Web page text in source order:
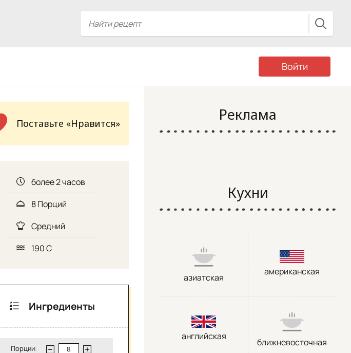
Войти
Поставьте «Нравится»
более 2 часов
8 Порций
Средний
190 С
Ингредиенты
Порции:
Реклама
Кухни
азиатская
американская
английская
ближневосточная